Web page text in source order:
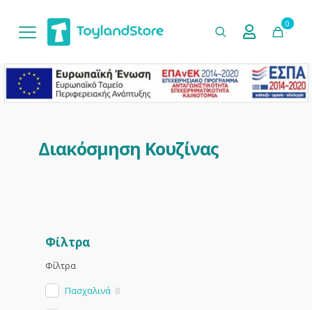
0
Διακόσμηση Κουζίνας
Φίλτρα
Φίλτρα
Πασχαλινά 8